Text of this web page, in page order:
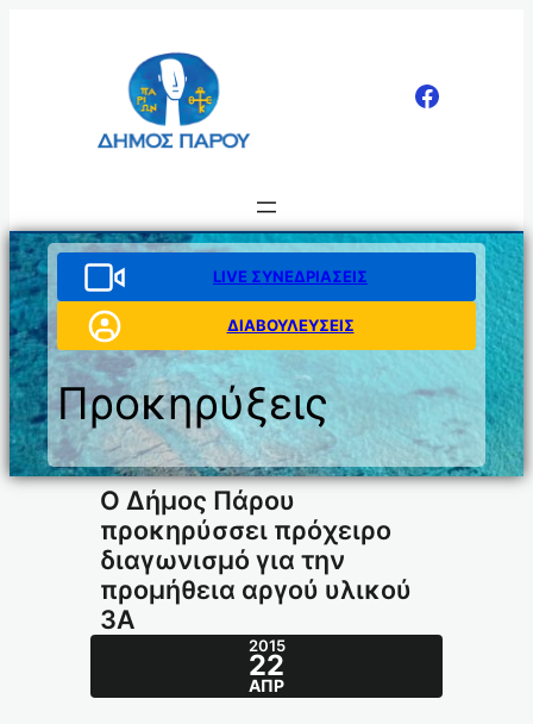
LIVE ΣΥΝΕΔΡΙΑΣΕΙΣ
ΔΙΑΒΟΥΛΕΥΣΕΙΣ
Προκηρύξεις
Ο Δήμος Πάρου
προκηρύσσει πρόχειρο
διαγωνισμό για την
προμήθεια αργού υλικού
3Α
2015
22
ΑΠΡ